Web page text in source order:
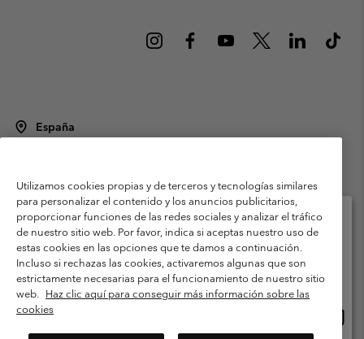
España
Condiciones de uso
Terminos de Venta
Garantía
Política de Privacidad
Términos y condiciones del programa de miembros
Términos De Uso Del Contenido Generado Por Los Usuarios
Impressum
Cookies Public CBCR
Utilizamos cookies propias y de terceros y tecnologías similares
para personalizar el contenido y los anuncios publicitarios,
proporcionar funciones de las redes sociales y analizar el tráfico
de nuestro sitio web. Por favor, indica si aceptas nuestro uso de
estas cookies en las opciones que te damos a continuación.
Incluso si rechazas las cookies, activaremos algunas que son
estrictamente necesarias para el funcionamiento de nuestro sitio
web. Haz clic aquí para conseguir más información sobre las
cookies
Selecciona tu país e idioma envío
Compras en línea disponibles